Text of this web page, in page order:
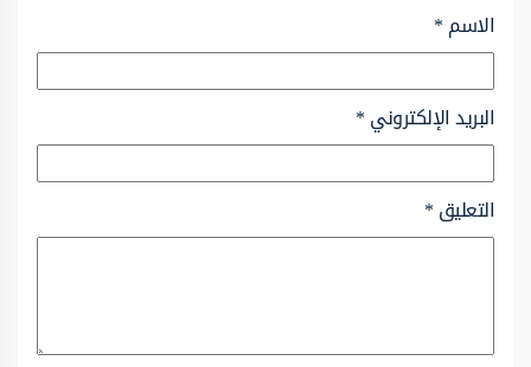
الاسم*
البريد الإلكتروني*
التعليق*